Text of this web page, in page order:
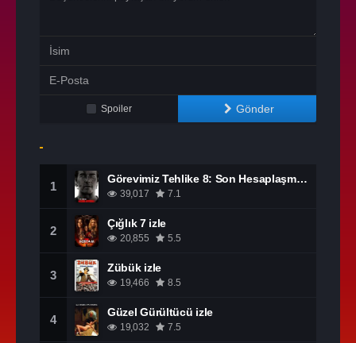
Spoiler Gönder
1
Görevimiz Tehlike 8: Son Hesaplaşma izle
39,017 7.1
2
Çığlık 7 izle
20,855 5.5
3
Zübük izle
19,466 8.5
4
Güzel Gürültücü izle
19,032 7.5